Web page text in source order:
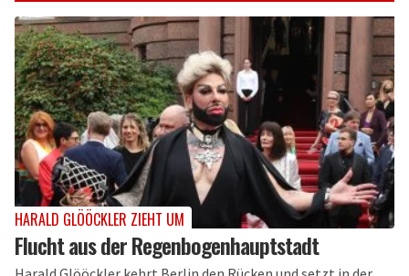
HARALD GLÖÖCKLER ZIEHT UM
Flucht aus der Regenbogenhauptstadt